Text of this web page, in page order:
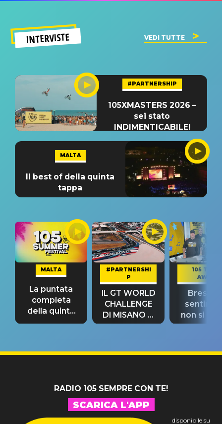
INTERVISTE VEDI TUTTE
#PARTNERSHIP
105XMASTERS 2026 –
sei stato
INDIMENTICABILE!
MALTA
Il best of della quinta
tappa
MALTA
La puntata
completa
della quinta
tappa
#PARTNERSHI
P
IL GT WORLD
CHALLENGE
DI MISANO si
riconferma
105 TAKE
AWAY
Bresh:
non si
fino alla
RADIO 105 SEMPRE CON TE!
SCARICA L'APP
disponibile su